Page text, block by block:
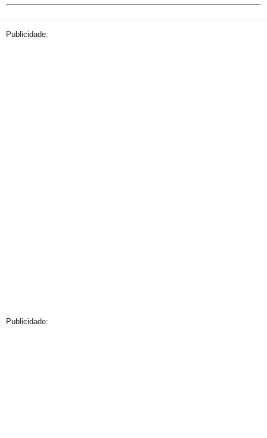
Publicidade:
Publicidade: